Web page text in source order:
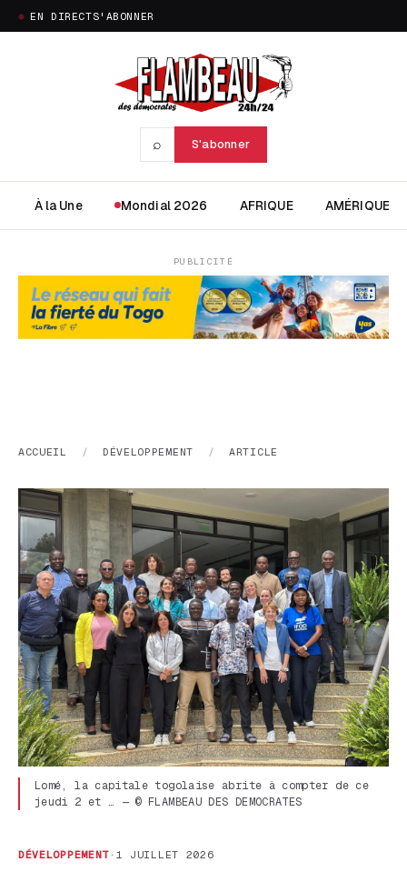
EN DIRECTS'ABONNER
⌕ S'abonner
À la Une Mondial 2026 AFRIQUE AMÉRIQUE
PUBLICITÉ
ACCUEIL / DÉVELOPPEMENT / ARTICLE
Lomé, la capitale togolaise abrite à compter de ce
jeudi 2 et … — © FLAMBEAU DES DEMOCRATES
DÉVELOPPEMENT · 1 JUILLET 2026